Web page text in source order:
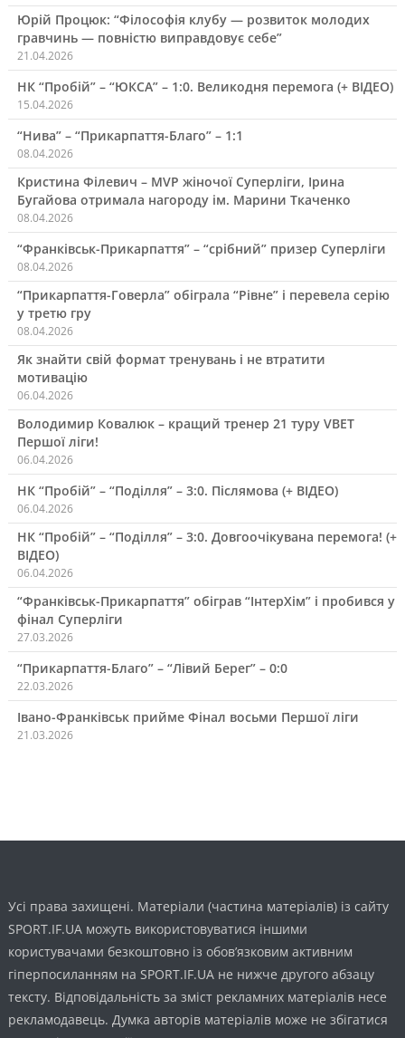
Юрій Процюк: “Філософія клубу — розвиток молодих
гравчинь — повністю виправдовує себе”
21.04.2026
НК “Пробій” – “ЮКСА” – 1:0. Великодня перемога (+ ВІДЕО)
15.04.2026
“Нива” – “Прикарпаття-Благо” – 1:1
08.04.2026
Кристина Філевич – MVP жіночої Суперліги, Ірина
Бугайова отримала нагороду ім. Марини Ткаченко
08.04.2026
“Франківськ-Прикарпаття” – “срібний” призер Суперліги
08.04.2026
“Прикарпаття-Говерла” обіграла “Рівне” і перевела серію
у третю гру
08.04.2026
Як знайти свій формат тренувань і не втратити
мотивацію
06.04.2026
Володимир Ковалюк – кращий тренер 21 туру VBET
Першої ліги!
06.04.2026
НК “Пробій” – “Поділля” – 3:0. Післямова (+ ВІДЕО)
06.04.2026
НК “Пробій” – “Поділля” – 3:0. Довгоочікувана перемога! (+
ВІДЕО)
06.04.2026
“Франківськ-Прикарпаття” обіграв “ІнтерХім” і пробився у
фінал Суперліги
27.03.2026
“Прикарпаття-Благо” – “Лівий Берег” – 0:0
22.03.2026
Івано-Франківськ прийме Фінал восьми Першої ліги
21.03.2026
Усі права захищені. Матеріали (частина матеріалів) із сайту
SPORT.IF.UA можуть використовуватися іншими
користувачами безкоштовно із обов’язковим активним
гіперпосиланням на SPORT.IF.UA не нижче другого абзацу
тексту. Відповідальність за зміст рекламних матеріалів несе
рекламодавець. Думка авторів матеріалів може не збігатися